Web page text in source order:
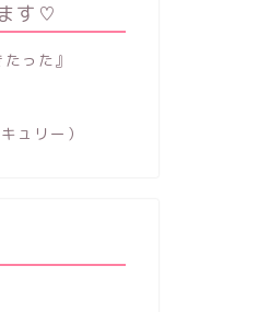
す♡
った』
ュリー）